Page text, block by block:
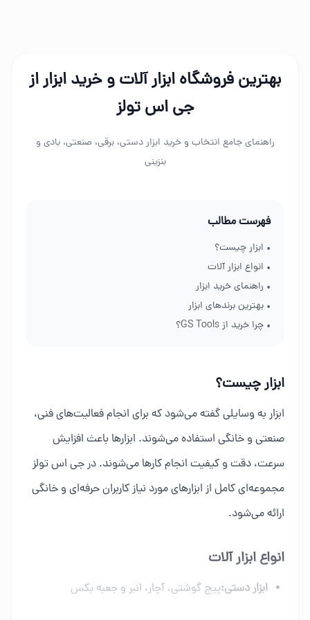
بهترین فروشگاه ابزار آلات و خرید ابزار از
جی اس تولز
راهنمای جامع انتخاب و خرید ابزار دستی، برقی، صنعتی، بادی و
بنزینی
فهرست مطالب
• ابزار چیست؟
• انواع ابزار آلات
• راهنمای خرید ابزار
• بهترین برندهای ابزار
• چرا خرید از GS Tools؟
ابزار چیست؟
ابزار به وسایلی گفته می‌شود که برای انجام فعالیت‌های فنی،
صنعتی و خانگی استفاده می‌شوند. ابزارها باعث افزایش
سرعت، دقت و کیفیت انجام کارها می‌شوند. در جی اس تولز
مجموعه‌ای کامل از ابزارهای مورد نیاز کاربران حرفه‌ای و خانگی
ارائه می‌شود.
انواع ابزار آلات
ابزار دستی:پیچ گوشتی، آچار، انبر و جعبه بکس